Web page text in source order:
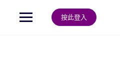
按此登入